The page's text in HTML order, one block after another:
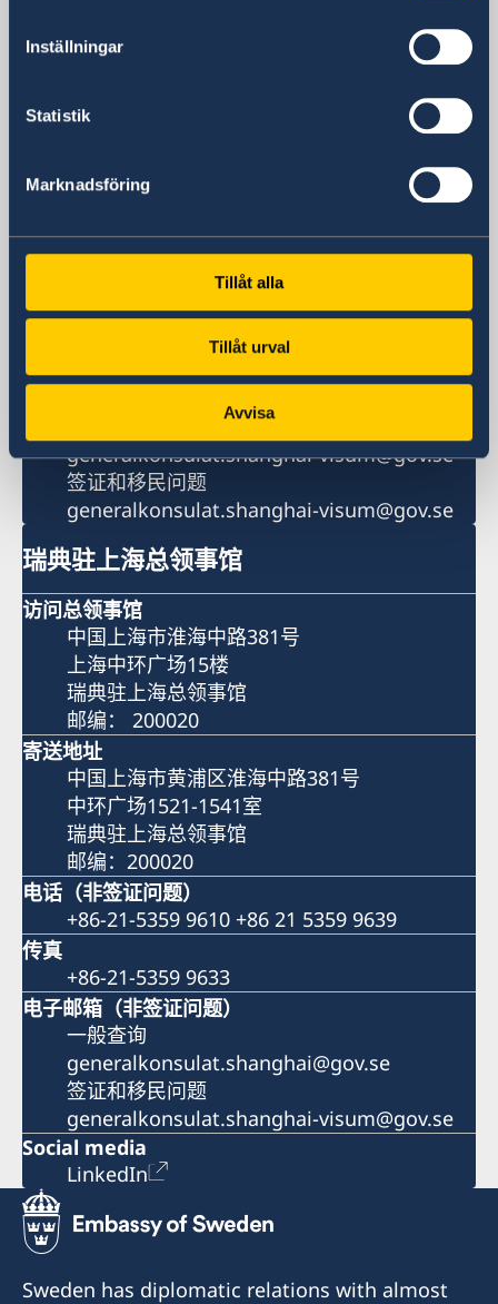
Inställningar
Statistik
Marknadsföring
Tillåt alla
Tillåt urval
Avvisa
咨询签证、工作和居留许可相关问题
中国上海市淮海中路381号
邮编： 200020
周一至周五 9:00 - 11:00
+86-21-5359 9639 +86 21 5359 9639
generalkonsulat.shanghai-visum@gov.se
签证和移民问题
generalkonsulat.shanghai-visum@gov.se
瑞典驻上海总领事馆
访问总领事馆
中国上海市淮海中路381号
上海中环广场15楼
瑞典驻上海总领事馆
邮编： 200020
寄送地址
中国上海市黄浦区淮海中路381号
中环广场1521-1541室
瑞典驻上海总领事馆
邮编：200020
电话（非签证问题）
+86-21-5359 9610 +86 21 5359 9639
传真
+86-21-5359 9633
电子邮箱（非签证问题）
一般查询
generalkonsulat.shanghai@gov.se
签证和移民问题
generalkonsulat.shanghai-visum@gov.se
Social media
LinkedIn
Sweden has diplomatic relations with almost